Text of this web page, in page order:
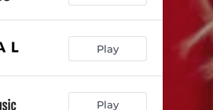
Play
Play